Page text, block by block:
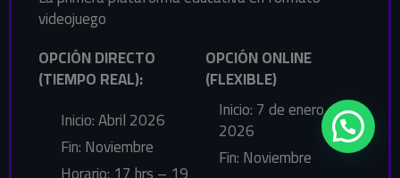
videojuego
OPCIÓN DIRECTO
(TIEMPO REAL):
OPCIÓN ONLINE
(FLEXIBLE)
Inicio: Abril 2026
Fin: Noviembre
Inicio: 7 de enero
2026
Fin: Noviembre